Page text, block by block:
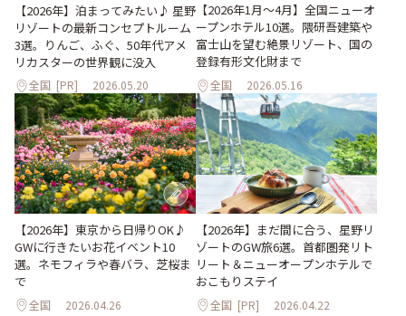
【2026年】泊まってみたい♪ 星野
リゾートの最新コンセプトルーム
3選。りんご、ふぐ、50年代アメ
リカスターの世界観に没入
全国 [PR] 2026.05.20
【2026年1月～4月】全国ニューオ
ープンホテル10選。隈研吾建築や
富士山を望む絶景リゾート、国の
登録有形文化財まで
全国 2026.05.16
【2026年】東京から日帰りOK♪
GWに行きたいお花イベント10
選。ネモフィラや春バラ、芝桜ま
で
全国 2026.04.26
【2026年】まだ間に合う、星野リ
ゾートのGW旅6選。首都圏発リト
リート＆ニューオープンホテルで
おこもりステイ
全国 [PR] 2026.04.22